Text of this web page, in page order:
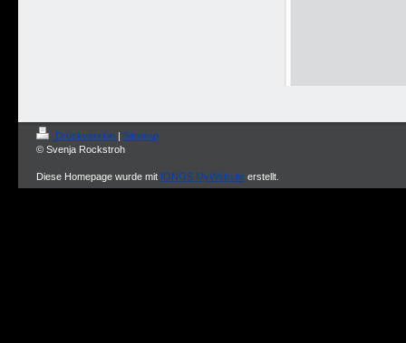
Druckversion | Sitemap
© Svenja Rockstroh
Diese Homepage wurde mit IONOS MyWebsite erstellt.